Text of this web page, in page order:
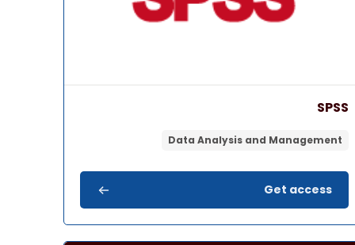
صورة المقرر
اسم المقرر
SPSS
Data Analysis and Management
Get access